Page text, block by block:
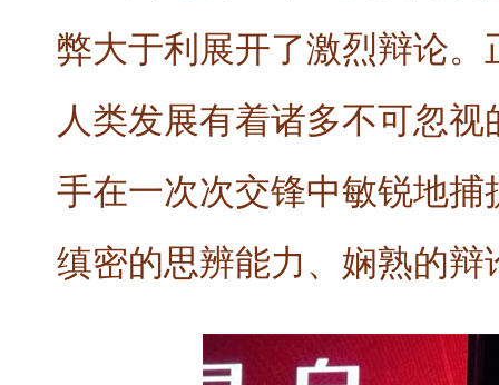
弊大于利展开了激烈辩论
人类发展有着诸多不可忽
手在一次次交锋中敏锐地
缜密的思辨能力、娴熟的